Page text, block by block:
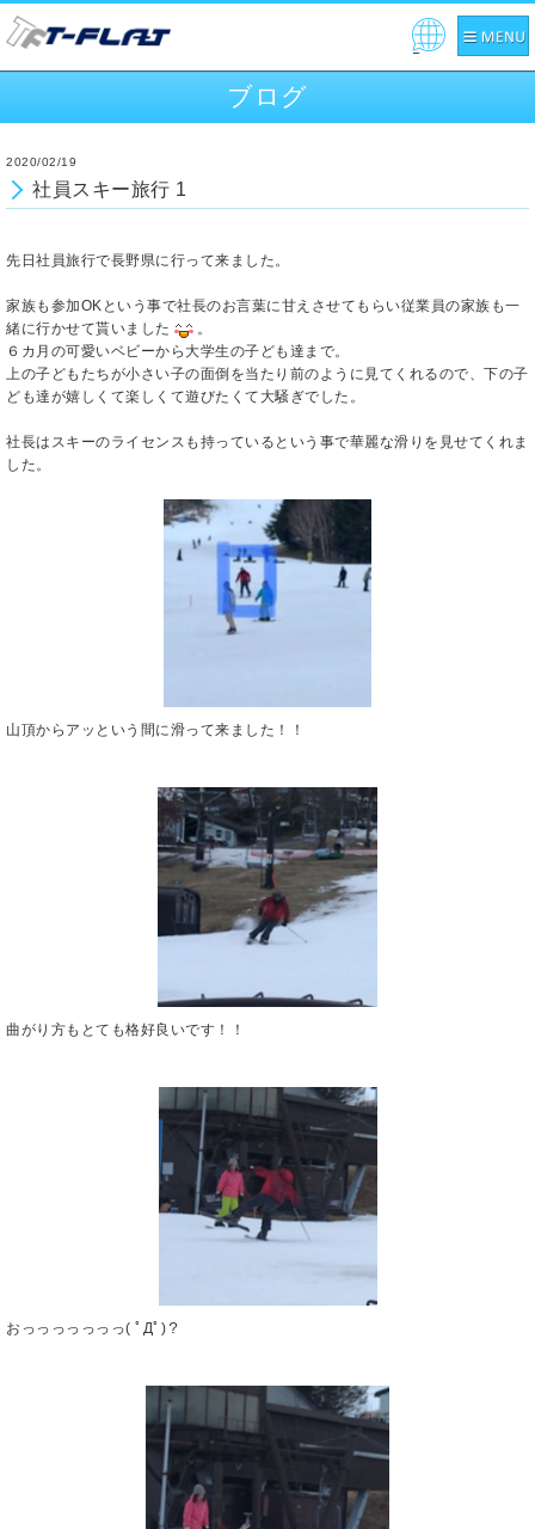
Pow
ブログ
2020/02/19
社員スキー旅行 1
先日社員旅行で長野県に行って来ました。
家族も参加OKという事で社長のお言葉に甘えさせてもらい従業員の家族も一
緒に行かせて貰いました
。
６カ月の可愛いベビーから大学生の子ども達まで。
上の子どもたちが小さい子の面倒を当たり前のように見てくれるので、下の子
ども達が嬉しくて楽しくて遊びたくて大騒ぎでした。
社長はスキーのライセンスも持っているという事で華麗な滑りを見せてくれま
した。
山頂からアッという間に滑って来ました！！
曲がり方もとても格好良いです！！
おっっっっっっっ( ﾟДﾟ)？